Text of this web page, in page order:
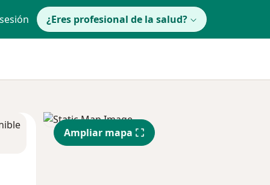
¿Eres profesional de la salud?
Ampliar mapa